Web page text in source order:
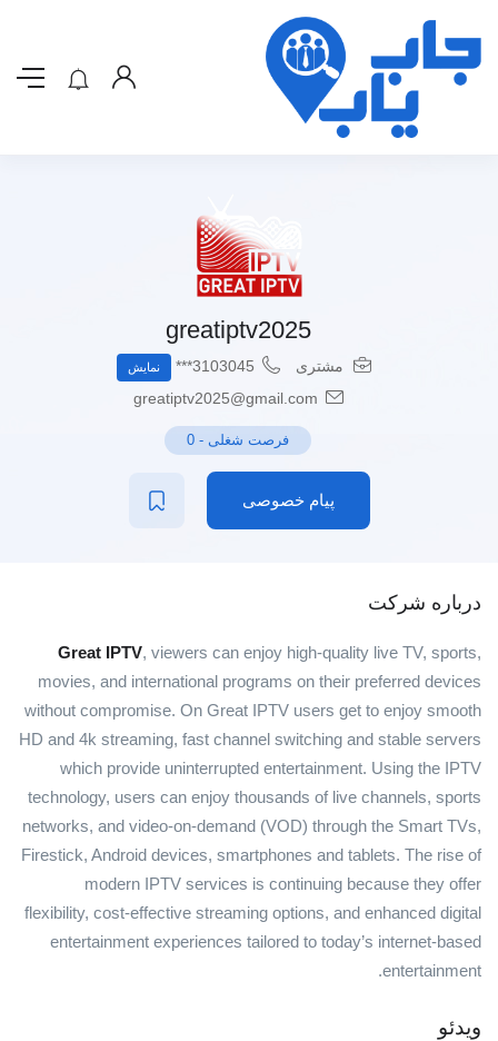
greatiptv2025
مشتری 3103045*** نمایش
فرصت شغلی -
0
پیام خصوصی
درباره شرکت
Great IPTV, viewers can enjoy high-quality live TV, sports,
movies, and international programs on their preferred devices
without compromise. On Great IPTV users get to enjoy smooth
HD and 4k streaming, fast channel switching and stable servers
which provide uninterrupted entertainment. Using the IPTV
technology, users can enjoy thousands of live channels, sports
networks, and video-on-demand (VOD) through the Smart TVs,
Firestick, Android devices, smartphones and tablets. The rise of
modern IPTV services is continuing because they offer
flexibility, cost-effective streaming options, and enhanced digital
entertainment experiences tailored to today’s internet-based
entertainment.
ویدئو